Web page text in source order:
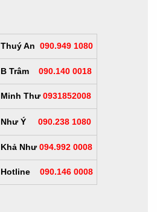
Thuý An 090.949 1080
B Trâm 090.140 0018
Minh Thư 0931852008
Như Ý 090.238 1080
Khả Như 094.992 0008
Hotline 090.146 0008